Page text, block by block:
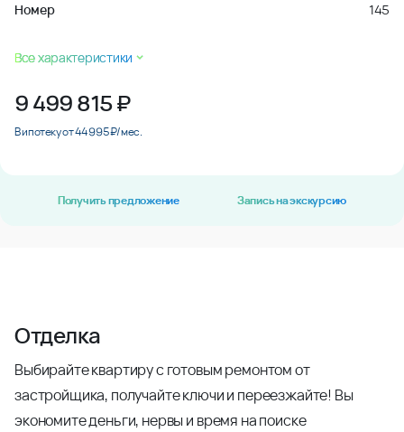
Номер 145
Все характеристики
9 499 815₽
В ипотеку от 44 995 ₽/мес.
Получить предложение Запись на экскурсию
Отделка
Выбирайте квартиру с готовым ремонтом от
застройщика, получайте ключи и переезжайте! Вы
экономите деньги, нервы и время на поиске